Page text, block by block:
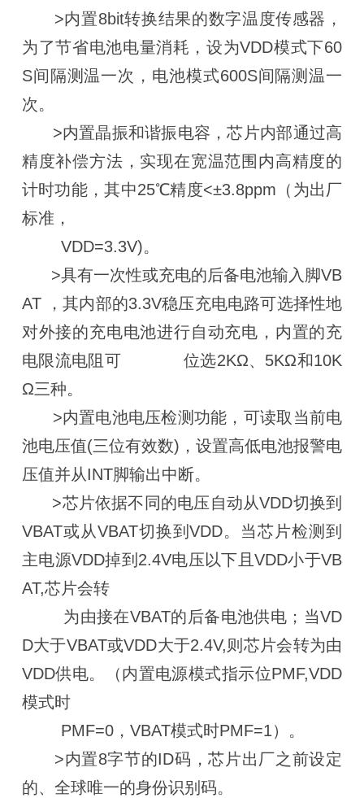
>内置8bit转换结果的数字温度传感器，
为了节省电池电量消耗，设为VDD模式下60
S间隔测温一次，电池模式600S间隔测温一
次。
>内置晶振和谐振电容，芯片内部通过高
精度补偿方法，实现在宽温范围内高精度的
计时功能，其中25℃精度<±3.8ppm（为出厂
标准，
VDD=3.3V)。
>具有一次性或充电的后备电池输入脚VB
AT ，其内部的3.3V稳压充电电路可选择性地
对外接的充电电池进行自动充电，内置的充
电限流电阻可 位选2KΩ、5KΩ和10K
Ω三种。
>内置电池电压检测功能，可读取当前电
池电压值(三位有效数)，设置高低电池报警电
压值并从INT脚输出中断。
>芯片依据不同的电压自动从VDD切换到
VBAT或从VBAT切换到VDD。当芯片检测到
主电源VDD掉到2.4V电压以下且VDD小于VB
AT,芯片会转
为由接在VBAT的后备电池供电；当VD
D大于VBAT或VDD大于2.4V,则芯片会转为由
VDD供电。（内置电源模式指示位PMF,VDD
模式时
PMF=0，VBAT模式时PMF=1）。
>内置8字节的ID码，芯片出厂之前设定
的、全球唯一的身份识别码。